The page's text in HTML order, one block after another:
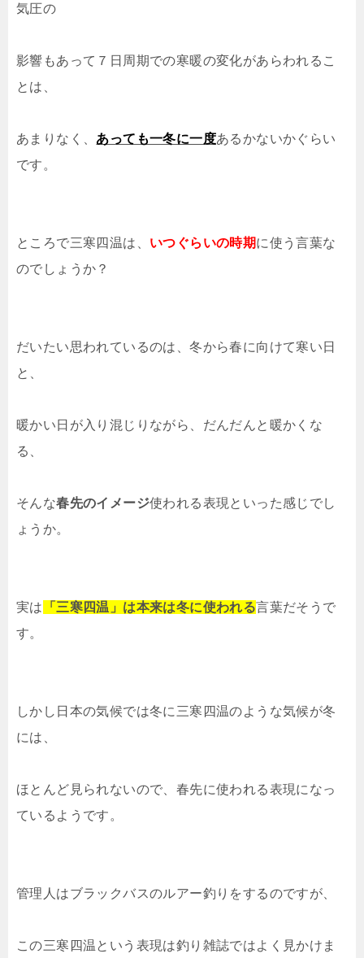
気圧の
影響もあって７日周期での寒暖の変化があらわれるこ
とは、
あまりなく、 あっても一冬に一度あるかないかぐらい
です。
ところで三寒四温は、 いつぐらいの時期に使う言葉な
のでしょうか？
だいたい思われているのは、冬から春に向けて寒い日
と、
暖かい日が入り混じりながら、だんだんと暖かくな
る、
そんな春先のイメージ使われる表現といった感じでし
ょうか。
実は 「三寒四温」は本来は冬に使われる言葉だそうで
す。
しかし日本の気候では冬に三寒四温のような気候が冬
には、
ほとんど見られないので、春先に使われる表現になっ
ているようです。
管理人はブラックバスのルアー釣りをするのですが、
この三寒四温という表現は釣り雑誌ではよく見かけま